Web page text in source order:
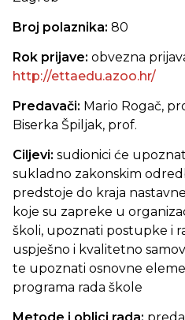
Broj polaznika: 80
Rok prijave: obvezna
http://ettaedu.azoo.hr/
Predavači: Mario Rogač,
Biserka Špiljak, prof.
Ciljevi: sudionici će
sukladno zakonskim
predstoje do kraja
koje su zapreke u
školi, upoznati postupke i
uspješno i kvalitetno
te upoznati osnovne
programa rada škole